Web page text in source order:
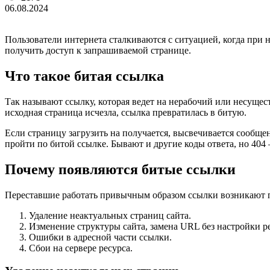
06.08.2024
Пользователи интернета сталкиваются с ситуацией, когда
получить доступ к запрашиваемой странице.
Что такое битая ссылка
Так называют ссылку, которая ведет на нерабочий или
исходная страница исчезла, ссылка превратилась в битую.
Если страницу загрузить на получается, высвечивается
пройти по битой ссылке. Бывают и другие коды ответа, но
Почему появляются битые ссылки
Переставшие работать привычным образом ссылки возникают
Удаление неактуальных страниц сайта.
Изменение структуры сайта, замена URL без настройки
Ошибки в адресной части ссылки.
Сбои на сервере ресурса.